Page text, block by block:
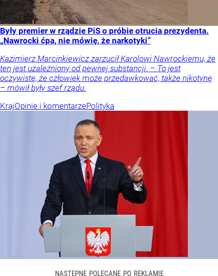
Były premier w rządzie PiS o próbie otrucia prezydenta.
„Nawrocki ćpa, nie mówię, że narkotyki”
Kazimierz Marcinkiewicz zarzucił Karolowi Nawrockiemu, że
ten jest uzależniony od pewnej substancji. – To jest
oczywiste, że człowiek może przedawkować, także nikotynę
– mówił były szef rządu.
KrajOpinie i komentarzePolityka